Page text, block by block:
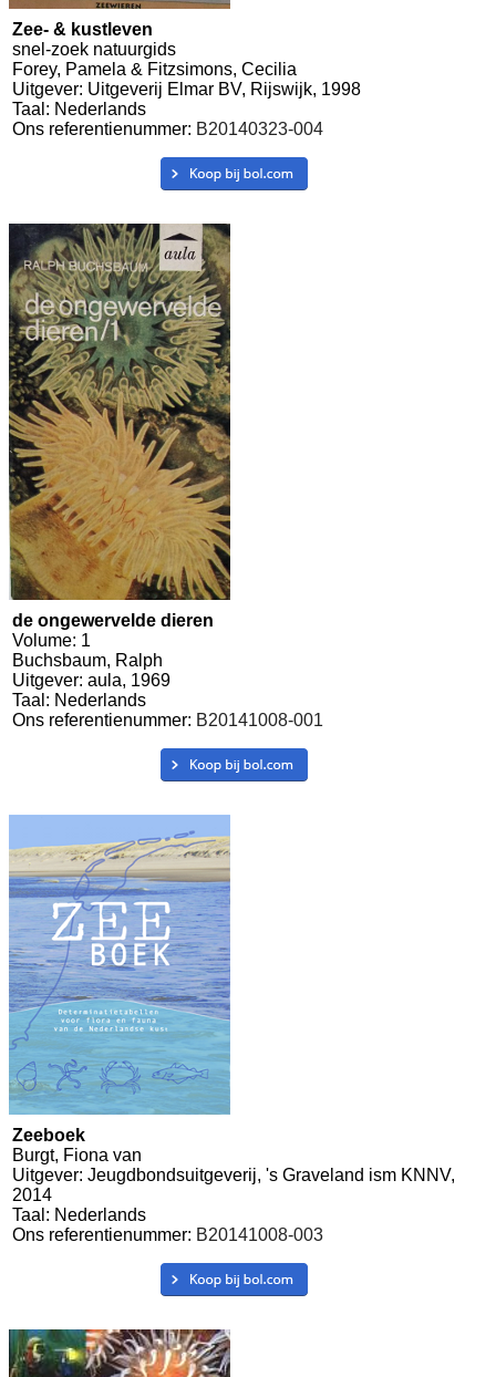
Zee- & kustleven
snel-zoek natuurgids
Forey, Pamela & Fitzsimons, Cecilia
Uitgever: Uitgeverij Elmar BV, Rijswijk, 1998
Taal: Nederlands
Ons referentienummer: B20140323-004
de ongewervelde dieren
Volume: 1
Buchsbaum, Ralph
Uitgever: aula, 1969
Taal: Nederlands
Ons referentienummer: B20141008-001
Zeeboek
Burgt, Fiona van
Uitgever: Jeugdbondsuitgeverij, 's Graveland ism KNNV,
2014
Taal: Nederlands
Ons referentienummer: B20141008-003